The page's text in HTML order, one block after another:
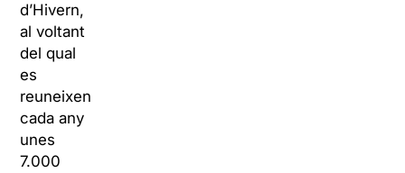
d’Hivern,
al voltant
del qual
es
reuneixen
cada any
unes
7.000